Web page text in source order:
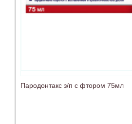
Пародонтакс з/п с фтором 75мл